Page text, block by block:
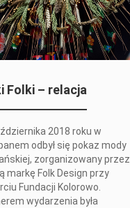
Folki – relacja
2018 roku w
odbył się pokaz mody
zorganizowany przez
markę Folk Design przy
Fundacji Kolorowo.
wydarzenia była